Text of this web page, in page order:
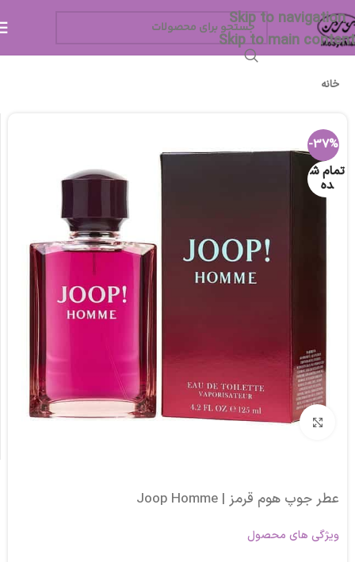
Skip to navigation
Skip to main content
خانه
-37%
تمام ش
ده
برای بزرگنمایی کلیک کنید
عطر جوپ هوم قرمز | Joop Homme
ویژگی های محصول